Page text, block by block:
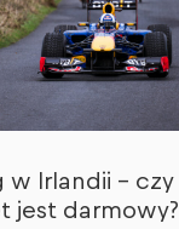
w Irlandii – czy
jest darmowy?